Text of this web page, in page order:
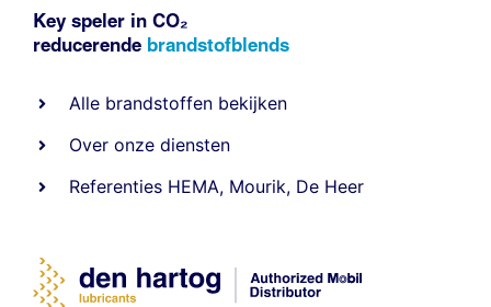
Key speler in CO₂
reducerende brandstofblends
Alle brandstoffen bekijken
Over onze diensten
Referenties HEMA, Mourik, De Heer